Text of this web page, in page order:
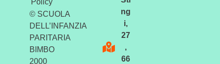
© SCUOLA
DELL’INFANZIA
PARITARIA
BIMBO
2000
ng
i,
27
,
66